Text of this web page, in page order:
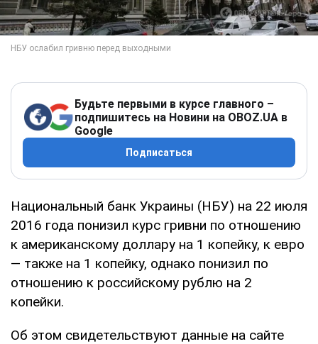
Будьте первыми в курсе главного –
подпишитесь на Новини на OBOZ.UA в
Google
Подписаться
Национальный банк Украины (НБУ) на 22 июля
2016 года понизил курс гривни по отношению
к американскому доллару на 1 копейку, к евро
— также на 1 копейку, однако понизил по
отношению к российскому рублю на 2
копейки.
Об этом свидетельствуют данные на сайте